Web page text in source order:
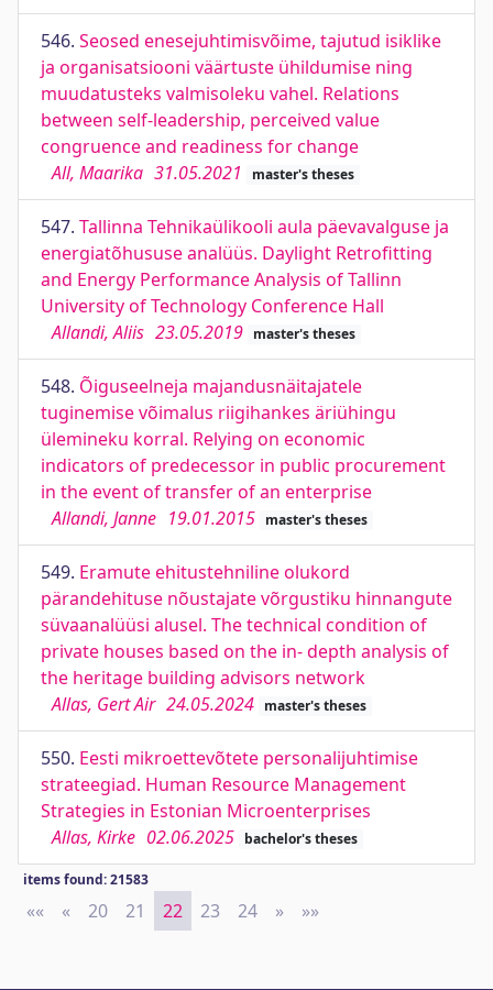
546. Seosed enesejuhtimisvõime, tajutud isiklike
ja organisatsiooni väärtuste ühildumise ning
muudatusteks valmisoleku vahel. Relations
between self-leadership, perceived value
congruence and readiness for change
All, Maarika 31.05.2021 master's theses
547. Tallinna Tehnikaülikooli aula päevavalguse ja
energiatõhususe analüüs. Daylight Retrofitting
and Energy Performance Analysis of Tallinn
University of Technology Conference Hall
Allandi, Aliis 23.05.2019 master's theses
548. Õiguseelneja majandusnäitajatele
tuginemise võimalus riigihankes äriühingu
ülemineku korral. Relying on economic
indicators of predecessor in public procurement
in the event of transfer of an enterprise
Allandi, Janne 19.01.2015 master's theses
549. Eramute ehitustehniline olukord
pärandehituse nõustajate võrgustiku hinnangute
süvaanalüüsi alusel. The technical condition of
private houses based on the in- depth analysis of
the heritage building advisors network
Allas, Gert Air 24.05.2024 master's theses
550. Eesti mikroettevõtete personalijuhtimise
strateegiad. Human Resource Management
Strategies in Estonian Microenterprises
Allas, Kirke 02.06.2025 bachelor's theses
items found: 21583
«« First
« Previous
20 21 22 23 24 » Next
»»